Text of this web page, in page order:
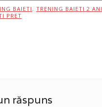
BAIETI , TRENING BAIETI 2 ANI
PRET
răspuns